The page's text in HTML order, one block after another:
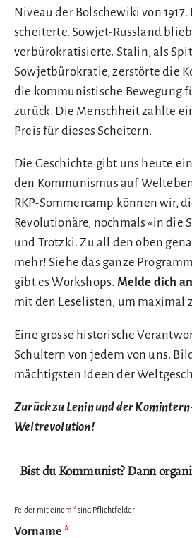
Niveau der Bolschewiki von
scheiterte. Sowjet-Russland
verbürokratisierte. Stalin, als
Sowjetbürokratie, zerstörte die
die kommunistische Bewegung
zurück. Die Menschheit zahlte
Preis für dieses Scheitern.
Die Geschichte gibt uns heute
den Kommunismus auf
RKP-Sommercamp können wir,
Revolutionäre, nochmals «in die
und Trotzki. Zu all den oben
mehr! Siehe das ganze
gibt es Workshops. Melde dich an
mit den Leselisten, um maximal
Eine grosse historische
Schultern von jedem von uns.
mächtigsten Ideen der
Zurück zu Lenin und der
Weltrevolution!
Bist du Kommunist? Dann
Felder mit einem *sind Pflichtfelder
Vorname *